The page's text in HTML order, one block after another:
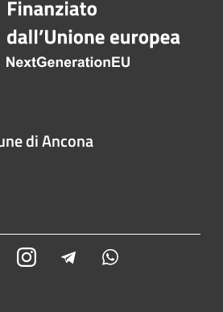
di Ancona
YoutubeInstagram Telegram